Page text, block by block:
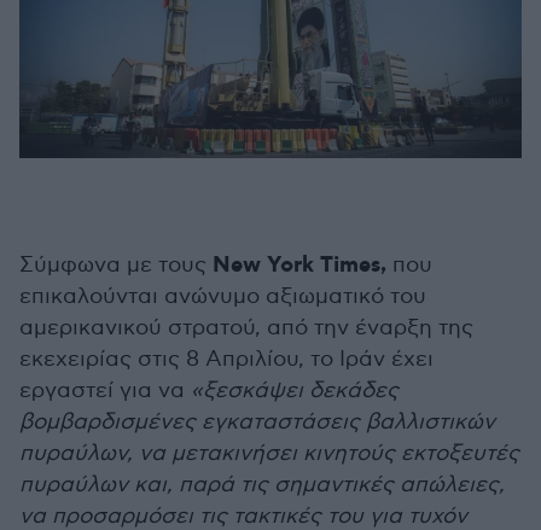
Σύμφωνα με τους New York Times, που
επικαλούνται ανώνυμο αξιωματικό του
αμερικανικού στρατού, από την έναρξη της
εκεχειρίας στις 8 Απριλίου, το Ιράν έχει
εργαστεί για να «ξεσκάψει δεκάδες
βομβαρδισμένες εγκαταστάσεις βαλλιστικών
πυραύλων, να μετακινήσει κινητούς εκτοξευτές
πυραύλων και, παρά τις σημαντικές απώλειες,
να προσαρμόσει τις τακτικές του για τυχόν